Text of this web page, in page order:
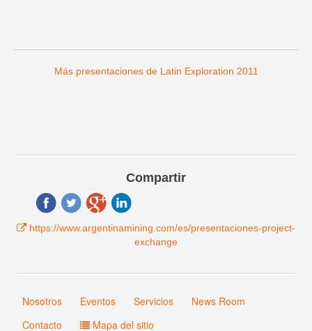
Más presentaciones de Latin Exploration 2011
Compartir
https://www.argentinamining.com/es/presentaciones-project-
exchange
Nosotros Eventos Servicios
News Room
Contacto
Mapa del sitio